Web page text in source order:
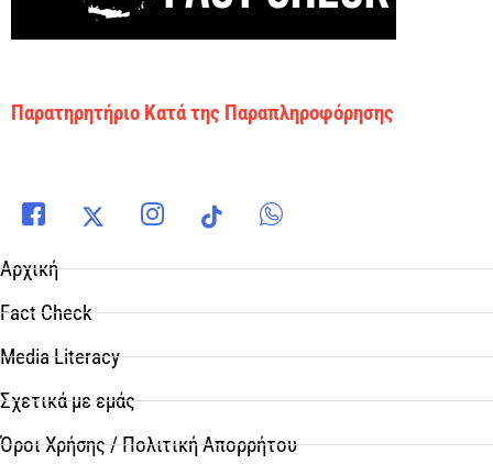
Παρατηρητήριο Κατά της Παραπληροφόρησης
Αρχική
Fact Check
Media Literacy
Σχετικά με εμάς
Όροι Χρήσης / Πολιτική Απορρήτου